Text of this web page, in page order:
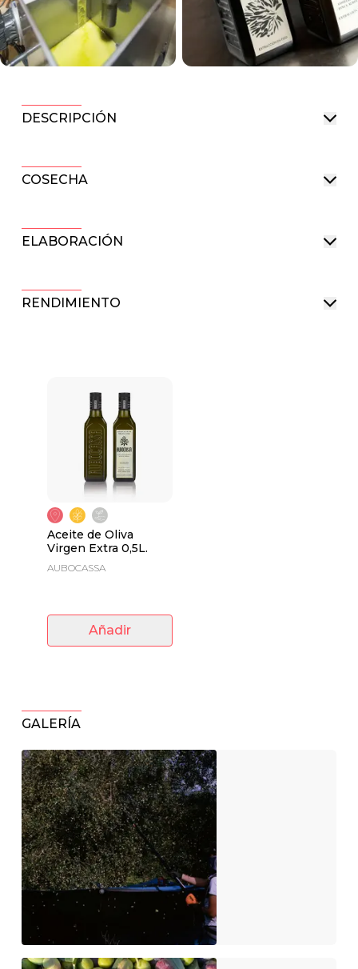
DESCRIPCIÓN
COSECHA
ELABORACIÓN
RENDIMIENTO
Aceite de Oliva
Virgen Extra 0,5L.
AUBOCASSA
Añadir
GALERÍA